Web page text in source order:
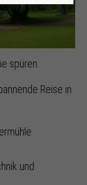
spüren.
Reise in
und